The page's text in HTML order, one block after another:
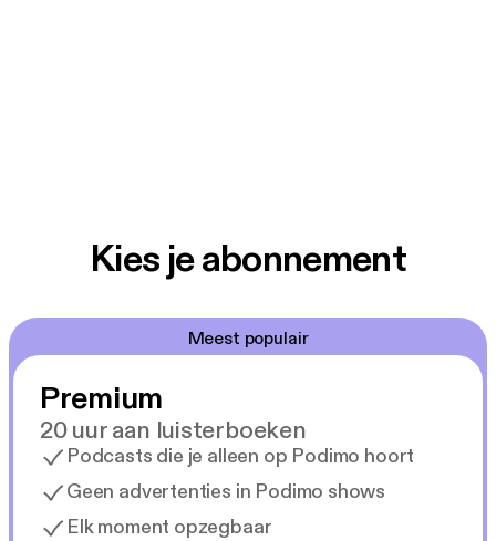
Kies je abonnement
Meest populair
Premium
20 uur aan luisterboeken
Podcasts die je alleen op Podimo hoort
Geen advertenties in Podimo shows
Elk moment opzegbaar